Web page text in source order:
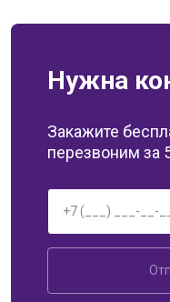
Нужна
Закажите
перезвоним за